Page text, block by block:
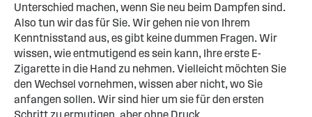
Unterschied machen, wenn Sie neu beim Dampfen sind.
Also tun wir das für Sie. Wir gehen nie von Ihrem
Kenntnisstand aus, es gibt keine dummen Fragen. Wir
wissen, wie entmutigend es sein kann, Ihre erste E-
Zigarette in die Hand zu nehmen. Vielleicht möchten Sie
den Wechsel vornehmen, wissen aber nicht, wo Sie
anfangen sollen. Wir sind hier um sie für den ersten
Schritt zu ermutigen, aber ohne Druck.